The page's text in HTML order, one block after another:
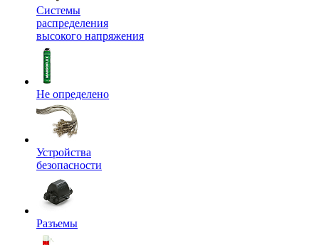
Системы
распределения
высокого напряжения
Не определено
Устройства
безопасности
Разъемы